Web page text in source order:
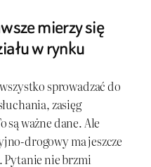
mierzy się
w rynku
sprowadzać do
zasięg
ważne dane. Ale
drogowy ma jeszcze
nie brzmi